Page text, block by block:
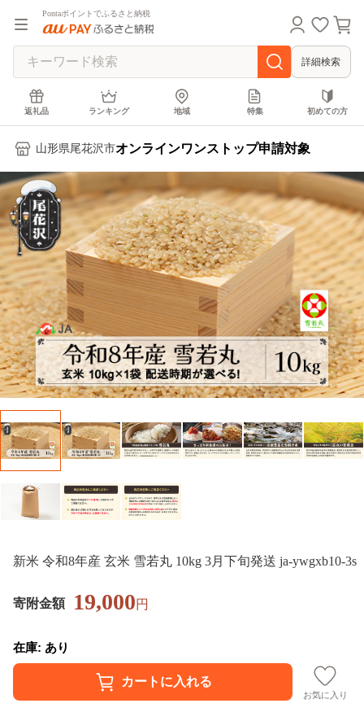
Pontaポイントでふるさと納税
詳細検索
返礼品 ランキング 地域 特集 初めての方
山形県尾花沢市オンラインワンストップ申請対象
新米 令和8年産 玄米 雪若丸 10kg 3月下旬発送 ja-ywgxb10-3s
寄附金額 19,000円
在庫: あり
お気に入り